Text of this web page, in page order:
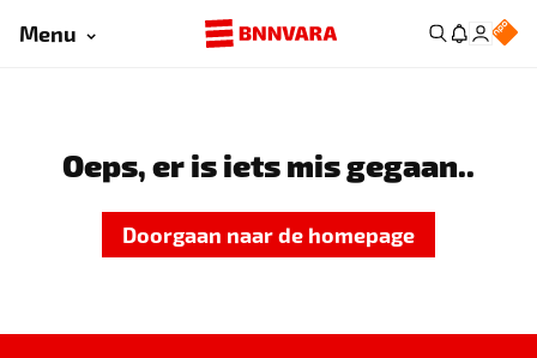
Menu
Oeps, er is iets mis gegaan..
Doorgaan naar de homepage